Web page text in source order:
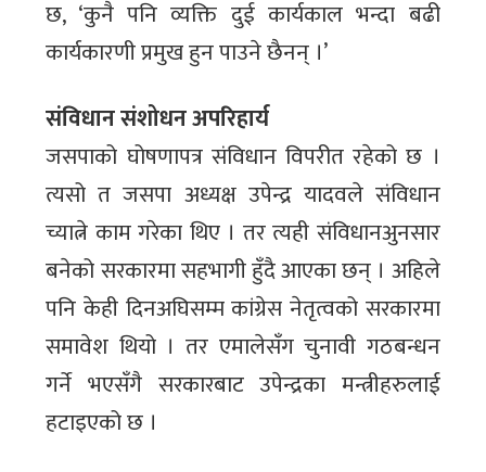
छ, ‘कुनै पनि व्यक्ति दुई कार्यकाल भन्दा बढी
कार्यकारणी प्रमुख हुन पाउने छैनन् ।’
संविधान संशोधन अपरिहार्य
जसपाको घोषणापत्र संविधान विपरीत रहेको छ ।
त्यसो त जसपा अध्यक्ष उपेन्द्र यादवले संविधान
च्यात्ने काम गरेका थिए । तर त्यही संविधानअुनसार
बनेको सरकारमा सहभागी हुँदै आएका छन् । अहिले
पनि केही दिनअघिसम्म कांग्रेस नेतृत्वको सरकारमा
समावेश थियो । तर एमालेसँग चुनावी गठबन्धन
गर्ने भएसँगै सरकारबाट उपेन्द्रका मन्त्रीहरुलाई
हटाइएको छ ।